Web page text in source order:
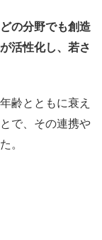
の分野でも創造
活性化し、若さ
齢とともに衰え
で、その連携や
。